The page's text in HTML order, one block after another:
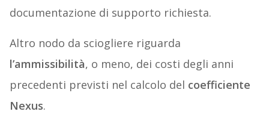
documentazione di supporto richiesta.
Altro nodo da sciogliere riguarda
l’ammissibilità, o meno, dei costi degli anni
precedenti previsti nel calcolo del coefficiente
Nexus.